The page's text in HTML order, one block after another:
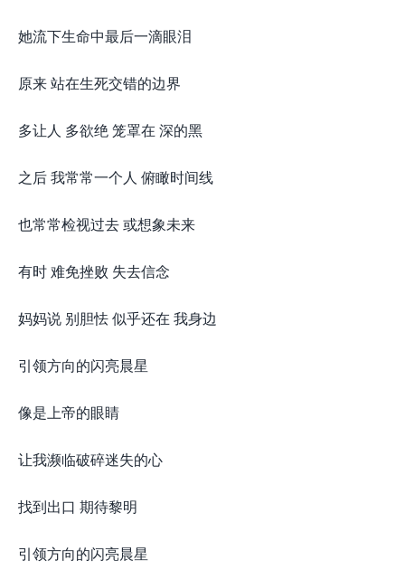
她流下生命中最后一滴眼泪
原来 站在生死交错的边界
多让人 多欲绝 笼罩在 深的黑
之后 我常常一个人 俯瞰时间线
也常常检视过去 或想象未来
有时 难免挫败 失去信念
妈妈说 别胆怯 似乎还在 我身边
引领方向的闪亮晨星
像是上帝的眼睛
让我濒临破碎迷失的心
找到出口 期待黎明
引领方向的闪亮晨星